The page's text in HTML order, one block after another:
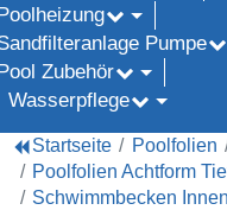
Pumpe
Zubehör
Wasserpflege
Startseite Poolfolien
Poolfolien Achtform
Schwimmbecken